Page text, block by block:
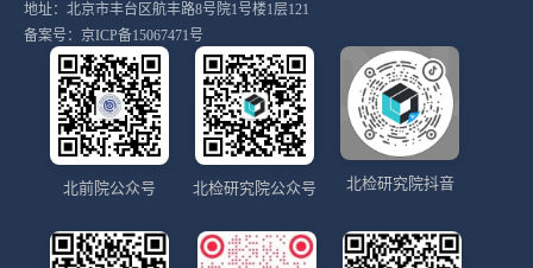
地址：北京市丰台区航丰路8号院1号楼1层121
备案号： 京ICP备15067471号
北前院公众号 北检研究院公众号 北检研究院抖音